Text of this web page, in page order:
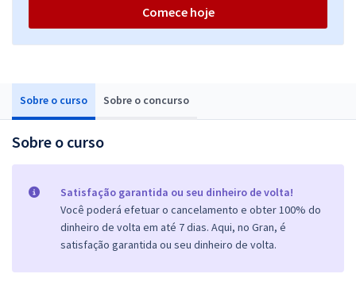
Sobre o curso Sobre o concurso
Sobre o curso
Satisfação garantida ou seu dinheiro de volta!
Você poderá efetuar o cancelamento e obter 100% do
dinheiro de volta em até 7 dias. Aqui, no Gran, é
satisfação garantida ou seu dinheiro de volta.
Comece hoje